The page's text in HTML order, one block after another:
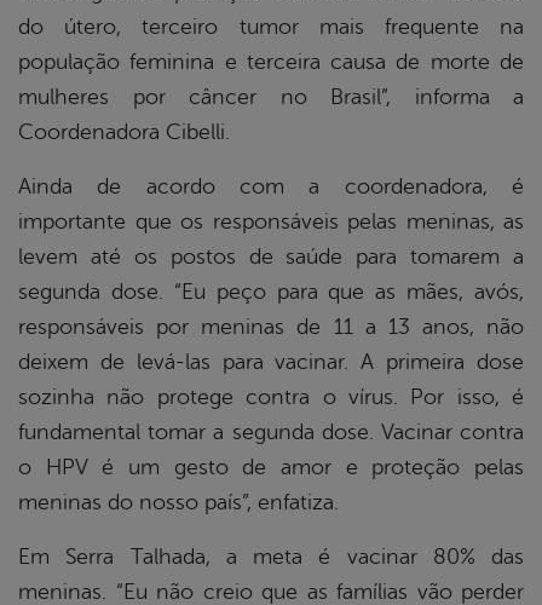
do útero, terceiro tumor mais frequente na
população feminina e terceira causa de morte de
mulheres por câncer no Brasil”, informa a
Coordenadora Cibelli.
Ainda de acordo com a coordenadora, é
importante que os responsáveis pelas meninas, as
levem até os postos de saúde para tomarem a
segunda dose. “Eu peço para que as mães, avós,
responsáveis por meninas de 11 a 13 anos, não
deixem de levá-las para vacinar. A primeira dose
sozinha não protege contra o vírus. Por isso, é
fundamental tomar a segunda dose. Vacinar contra
o HPV é um gesto de amor e proteção pelas
meninas do nosso país”, enfatiza.
Em Serra Talhada, a meta é vacinar 80% das
meninas. “Eu não creio que as famílias vão perder